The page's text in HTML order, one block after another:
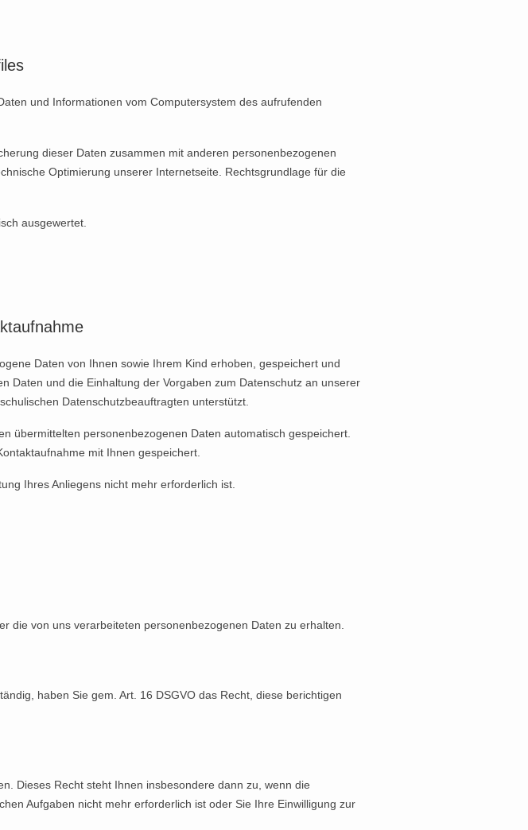
und Informationen vom Computersystem des aufrufenden
dieser Daten zusammen mit anderen personenbezogenen
Optimierung unserer Internetseite. Rechtsgrundlage für die
ausgewertet.
Daten von Ihnen sowie Ihrem Kind erhoben, gespeichert und
Daten und die Einhaltung der Vorgaben zum Datenschutz an unserer
Datenschutzbeauftragten unterstützt.
übermittelten personenbezogenen Daten automatisch gespeichert.
mit Ihnen gespeichert.
Ihres Anliegens nicht mehr erforderlich ist.
die von uns verarbeiteten personenbezogenen Daten zu erhalten.
haben Sie gem. Art. 16 DSGVO das Recht, diese berichtigen
Dieses Recht steht Ihnen insbesondere dann zu, wenn die
Aufgaben nicht mehr erforderlich ist oder Sie Ihre Einwilligung zur